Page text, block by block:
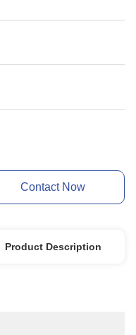
Contact Now
Product Description